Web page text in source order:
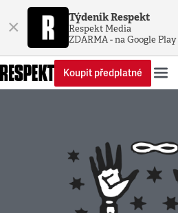
× Týdeník Respekt
Respekt Media
ZDARMA - na Google Play
Koupit předplatné